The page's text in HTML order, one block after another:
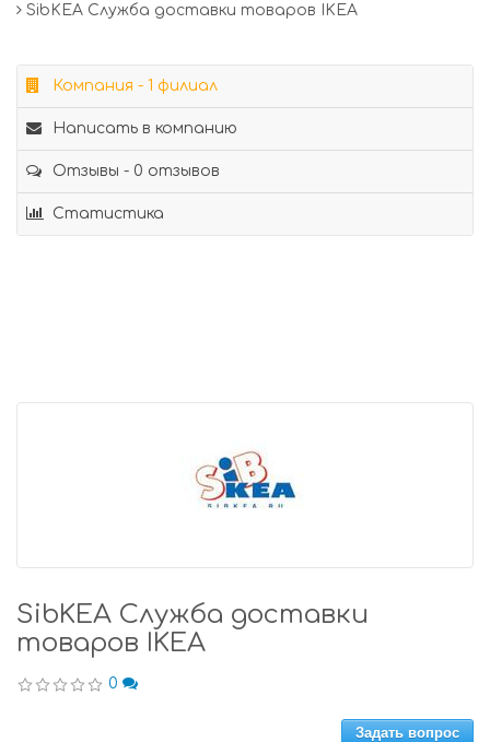
SibKEA Служба доставки товаров IKEA
Компания - 1 филиал
Написать в компанию
Отзывы - 0 отзывов
Статистика
SibKEA Служба доставки
товаров IKEA
0
Задать вопрос